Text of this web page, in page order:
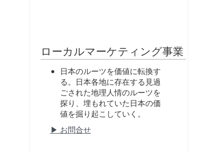
ローカルマーケティング事業
日本のルーツを価値に転換す
る。日本各地に存在する見過
ごされた地理人情のルーツを
探り、埋もれていた日本の価
値を掘り起こしていく。
▶ お問合せ